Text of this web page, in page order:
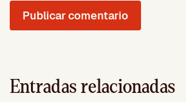
Entradas relacionadas